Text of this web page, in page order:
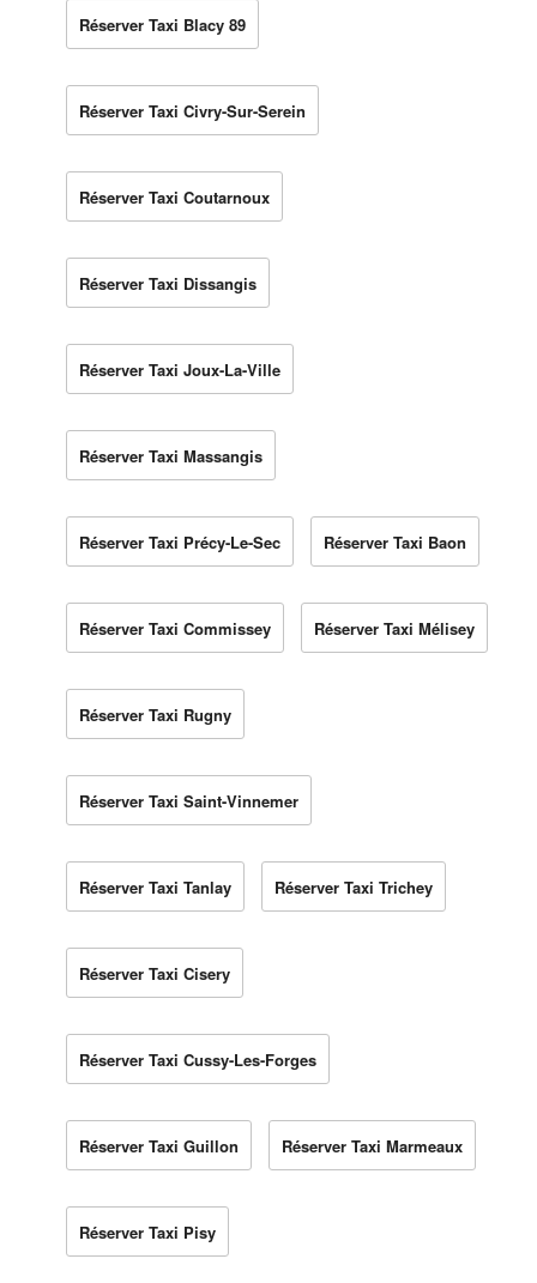
Réserver Taxi Blacy 89
Réserver Taxi Civry-Sur-Serein
Réserver Taxi Coutarnoux
Réserver Taxi Dissangis
Réserver Taxi Joux-La-Ville
Réserver Taxi Massangis
Réserver Taxi Précy-Le-Sec Réserver Taxi Baon
Réserver Taxi Commissey Réserver Taxi Mélisey
Réserver Taxi Rugny
Réserver Taxi Saint-Vinnemer
Réserver Taxi Tanlay Réserver Taxi Trichey
Réserver Taxi Cisery
Réserver Taxi Cussy-Les-Forges
Réserver Taxi Guillon Réserver Taxi Marmeaux
Réserver Taxi Pisy